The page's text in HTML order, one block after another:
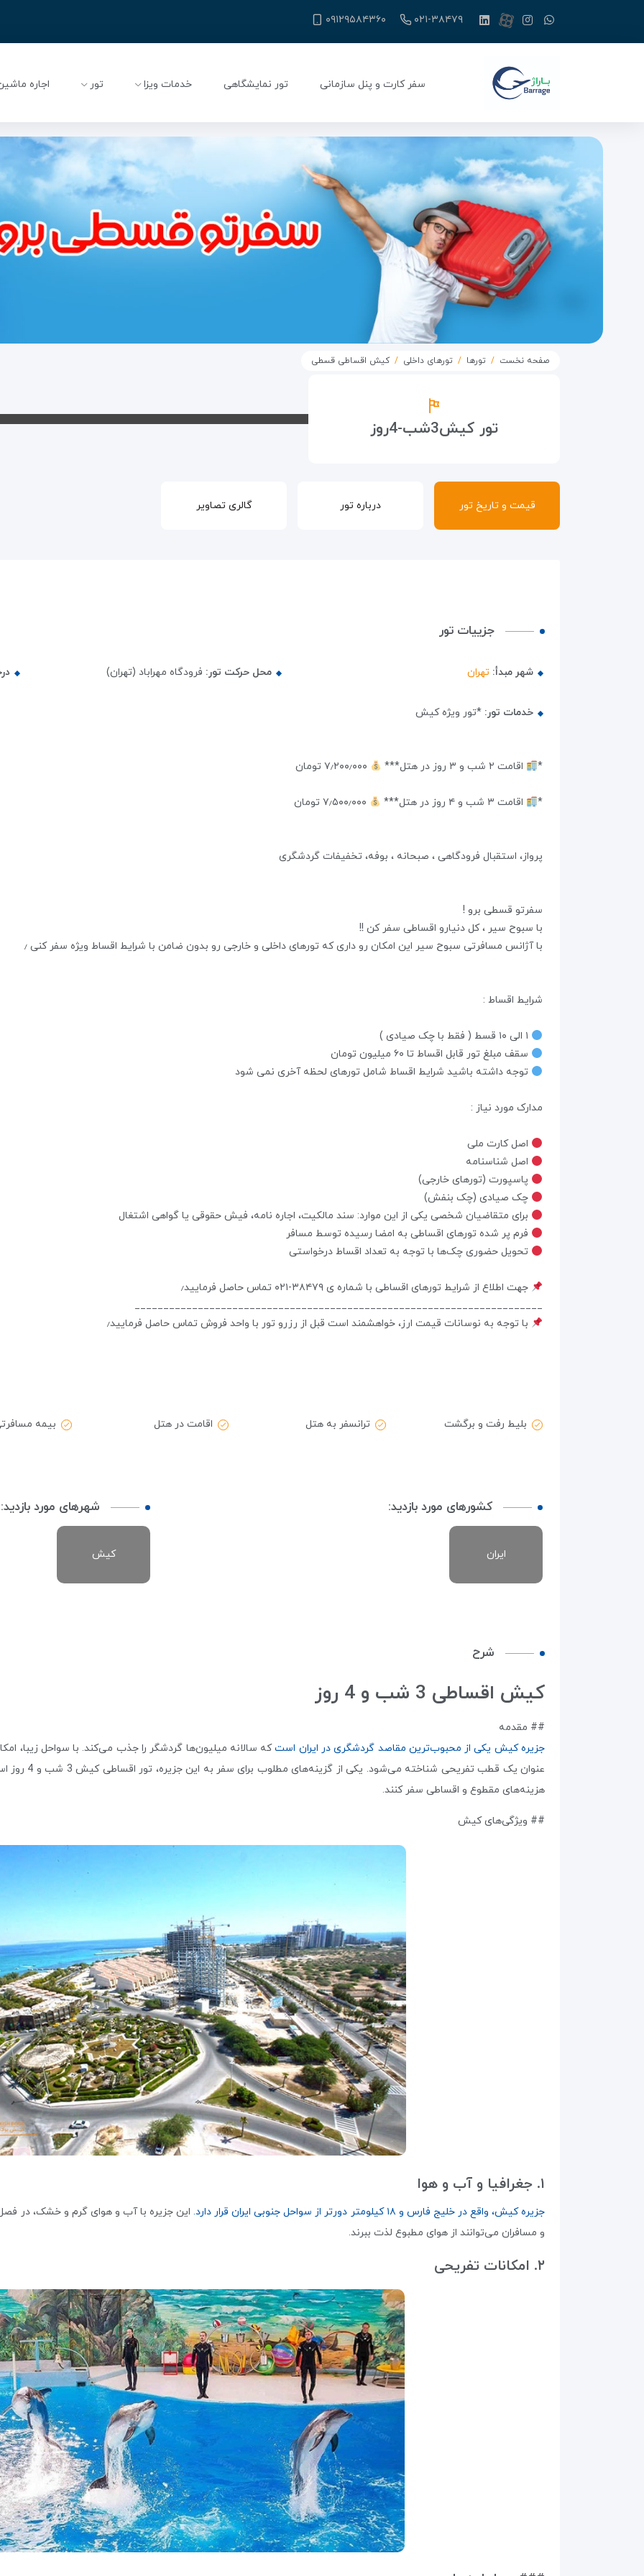
۰۲۱-۳۸۴۷۹ ۰۹۱۲۹۵۸۴۳۶۰
سفر کارت و پنل سازمانی تور نمایشگاهی خدمات ویزا تور اجاره
صفحه نخست تورها تورهای داخلی کیش اقساطی قسطی
تور کیش3شب-4روز
قیمت و تاریخ تور درباره تور گالری تصاویر
جزییات تور
شهر مبدأ: تهران محل حرکت تور: فرودگاه مهراباد (تهران)
خدمات تور: *تور ویژه کیش
* اقامت ۲ شب و ۳ روز در هتل***
* اقامت ۳ شب و ۴ روز در هتل***
پرواز، استقبال فرودگاهی ، صبحانه ، بوفه، تخفیفات گردشگری
سفرتو قسطی برو !
با سبوح سیر ، کل دنیارو اقساطی سفر کن !!
با آژانس مسافرتی سبوح سیر این امکان رو داری که تورهای داخلی و خارجی رو بدون ضامن با شرایط اقساط ویژه سفر کنی ٫
شرایط اقساط :
سقف مبلغ تور قابل اقساط تا ۶۰ میلیون تومان
توجه داشته باشید شرایط اقساط شامل تورهای لحظه آخری نمی شود
مدارک مورد نیاز :
اصل کارت ملی
اصل شناسنامه
پاسپورت (تورهای خارجی)
چک صیادی (چک بنفش)
برای متقاضیان شخصی یکی از این موارد: سند مالکیت، اجاره نامه، فیش حقوقی یا گواهی اشتغال
فرم پر شده تور‌های اقساطی به امضا رسیده توسط مسافر
تحویل حضوری چک‌ها با توجه به تعداد اقساط درخواستی
جهت اطلاع از شرایط تورهای اقساطی با شماره ی ۳۸۴۷۹-۰۲۱ تماس حاصل فرمایید٫
_______________________________________________________________________
با توجه به نوسانات قیمت ارز، خواهشمند است قبل از رزرو تور با واحد فروش تماس حاصل فرمایید٫
بلیط رفت و برگشت ترانسفر به هتل اقامت در هتل بیمه
کشورهای مورد بازدید:
ایران
شهرهای مورد بازدید:
کیش
شرح
کیش اقساطی 3 شب و 4 روز
## مقدمه
جزیره کیش یکی از محبوب‌ترین مقاصد گردشگری در ایران استکه سالانه میلیون‌ها گردشگر را جذب می‌کند. با سواحل زیبا،
عنوان یک قطب
هزینه‌های مقطوع و اقساطی سفر کنند.
## ویژگی‌های کیش
۱. جغرافیا و آب و هوا
جزیره کیش، واقع در خلیج فارس و ۱۸ کیلومتر دورتر از سواحل جنوبی ایران قرار دارد.
این جزیره با آب و هوای گرم و خشک، در
و مسافران می‌توانند از هوای مطبوع لذت ببرند.
۲. امکانات تفریحی